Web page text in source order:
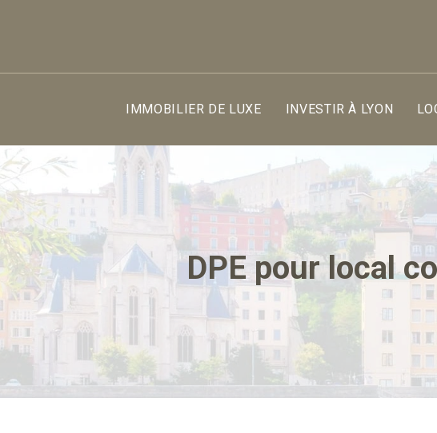
IMMOBILIER DE LUXE INVESTIR À LYON
DPE pour local